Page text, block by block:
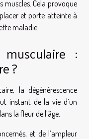
muscles. Cela provoque
et porte atteinte à
maladie.
musculaire :
?
la dégénérescence
instant de la vie d’un
la fleur de l’âge.
et de l’ampleur